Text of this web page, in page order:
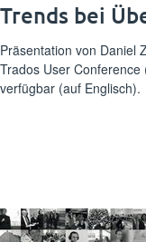
Trends bei
Präsentation von Daniel
Trados User
verfügbar (auf Englisch).